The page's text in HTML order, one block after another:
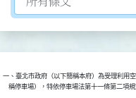
一、臺北市政府（以下簡稱本府）為受理利用
稱停車場），特依停車場法第十一條第二項